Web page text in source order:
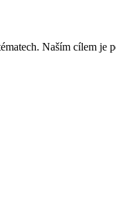
Naším cílem